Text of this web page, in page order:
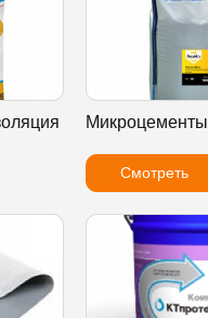
Микроцементы
Смотреть